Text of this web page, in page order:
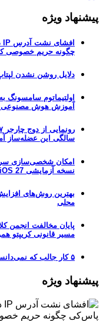
پیشنهاد ویژه
چگونه حریم خصوصی
دلایل روشن نشدن
اولتیماتوم سامسونگ
آموزش هوش مصنوعی
سالگی این عضله‌ساز
امکان شخصی‌سازی
نسخه آزمایشی iOS 27 فراهم شد
بهترین روش‌های
محلی
مسیر قانونی کریپتو
۵ کار جالب که نمی‌دانستید روتر وای فای شما می‌تواند انجام دهد
پیشنهاد ویژه